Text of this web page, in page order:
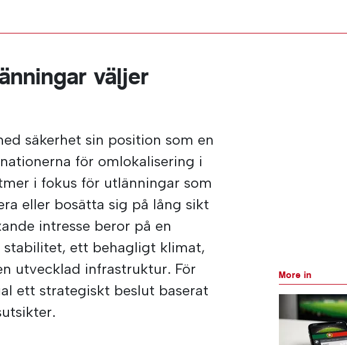
väljer
säkerhet sin position som en
för omlokalisering i
i fokus för utlänningar som
eller bosätta sig på lång sikt
intresse beror på en
stabilitet, ett behagligt klimat,
utvecklad infrastruktur. För
ett strategiskt beslut baserat
More in